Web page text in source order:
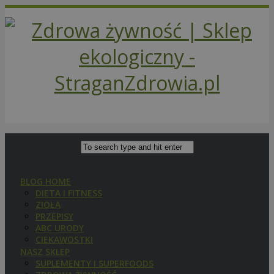
BLOG HOME
DIETA I FITNESS
ZIOŁA
PRZEPISY
ABC URODY
CIEKAWOSTKI
NASZ SKLEP
SUPLEMENTY I SUPERFOODS